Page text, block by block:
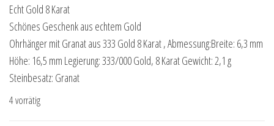
Echt Gold 8 Karat
Schönes Geschenk aus echtem Gold
Ohrhänger mit Granat aus 333 Gold 8 Karat , Abmessung:Breite: 6,3 mm
Höhe: 16,5 mm Legierung: 333/000 Gold, 8 Karat Gewicht: 2,1 g
Steinbesatz: Granat
4 vorrätig